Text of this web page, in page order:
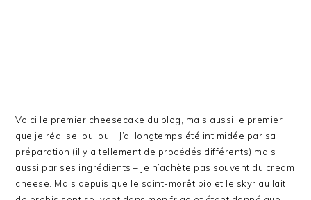
Voici le premier cheesecake du blog, mais aussi le premier
que je réalise, oui oui ! J’ai longtemps été intimidée par sa
préparation (il y a tellement de procédés différents) mais
aussi par ses ingrédients – je n’achète pas souvent du cream
cheese. Mais depuis que le saint-morêt bio et le skyr au lait